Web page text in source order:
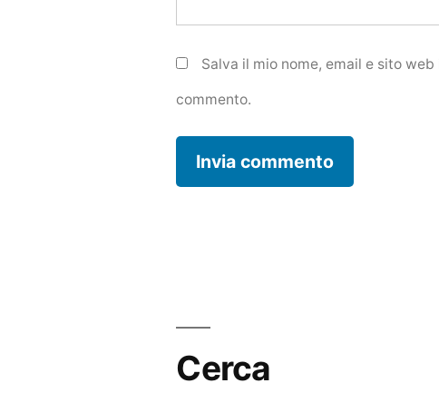
Salva il mio nome, email e sito
commento.
Cerca